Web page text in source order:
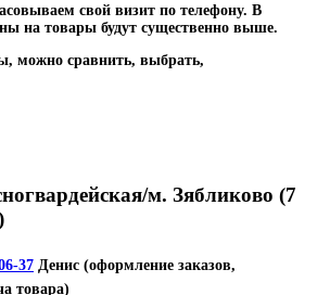
свой визит по телефону. В
на товары будут существенно выше.
можно сравнить, выбрать,
м. Зябликово (7
37 Денис (оформление заказов,
товара)